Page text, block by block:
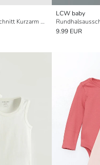
Bedruckter Rundhalsausschnitt Kurzarm Baby Jungen Druckknopf-Body 2er-Pack
LCW baby
9.99 EUR